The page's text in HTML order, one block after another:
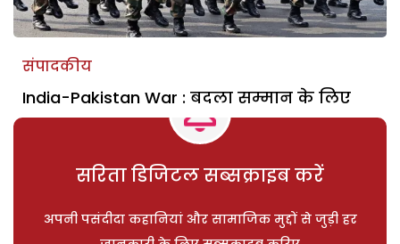
संपादकीय
India-Pakistan War : बदला सम्मान के लिए
सरिता डिजिटल सब्सक्राइब करें
अपनी पसंदीदा कहानियां और सामाजिक मुद्दों से जुड़ी हर